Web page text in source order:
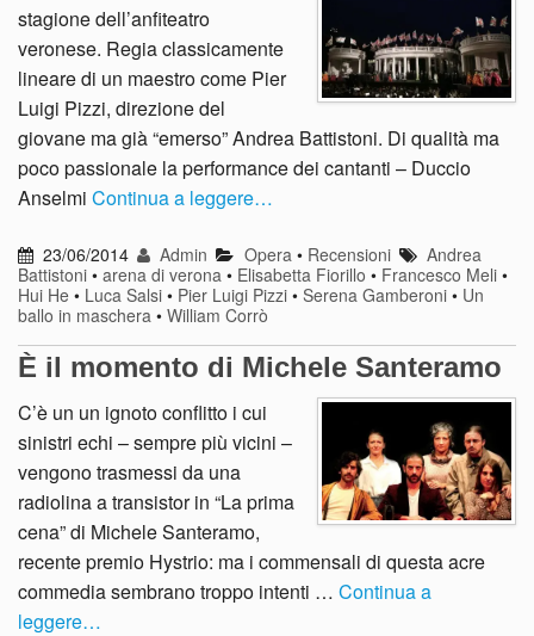
stagione dell’anfiteatro
veronese. Regia classicamente
lineare di un maestro come Pier
Luigi Pizzi, direzione del
giovane ma già “emerso” Andrea Battistoni. Di qualità ma
poco passionale la performance dei cantanti – Duccio
Anselmi Continua a leggere…
23/06/2014 Admin Opera• Recensioni
Andrea
Battistoni • arena di verona • Elisabetta Fiorillo • Francesco Meli •
Hui He • Luca Salsi • Pier Luigi Pizzi • Serena Gamberoni • Un
ballo in maschera • William Corrò
È il momento di Michele Santeramo
C’è un un ignoto conflitto i cui
sinistri echi – sempre più vicini –
vengono trasmessi da una
radiolina a transistor in “La prima
cena” di Michele Santeramo,
recente premio Hystrio: ma i commensali di questa acre
commedia sembrano troppo intenti … Continua a
leggere…